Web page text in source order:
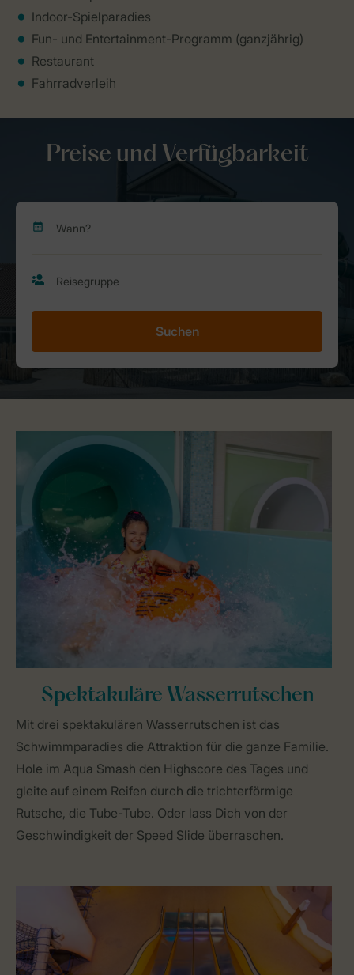
Indoor-Spielparadies
Fun- und Entertainment-Programm (ganzjährig)
Restaurant
Fahrradverleih
Preise und Verfügbarkeit
Suchen
Spektakuläre Wasserrutschen
Mit drei spektakulären Wasserrutschen ist das
Schwimmparadies die Attraktion für die ganze Familie.
Hole im Aqua Smash den Highscore des Tages und
gleite auf einem Reifen durch die trichterförmige
Rutsche, die Tube-Tube. Oder lass Dich von der
Geschwindigkeit der Speed Slide überraschen.